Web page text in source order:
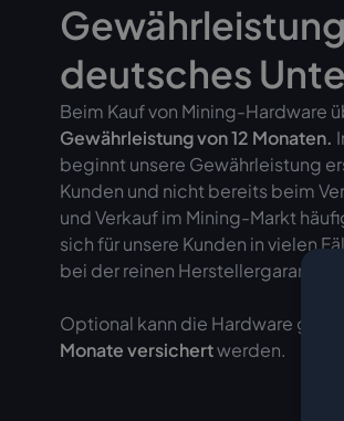
deutsches
Beim Kauf von Mining-Hardware
Gewährleistung von12 Monaten.
beginnt unsere Gewährleistung
Kunden und nicht bereits beim
und Verkauf im Mining-Markt
sich für unsere Kunden in vielen
bei der reinen Herstellergarantie.
Optional kann die Hardware
Monate versichertwerden.